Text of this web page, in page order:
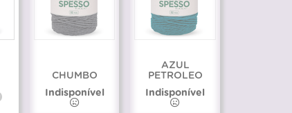
CHUMBO
Indisponível
AZUL
PETROLEO
Indisponível